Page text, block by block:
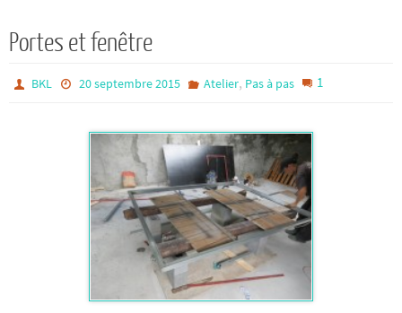
Portes et fenêtre
BKL 20 septembre 2015 Atelier, Pas à pas 1